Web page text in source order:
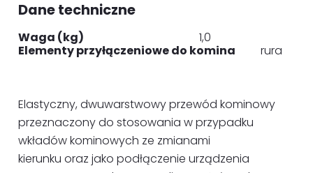
Dane techniczne
Waga (kg) 1,0
Elementy przyłączeniowe do komina rura
Elastyczny, dwuwarstwowy przewód kominowy
przeznaczony do stosowania w przypadku
wkładów kominowych ze zmianami
kierunku oraz jako podłączenie urządzenia